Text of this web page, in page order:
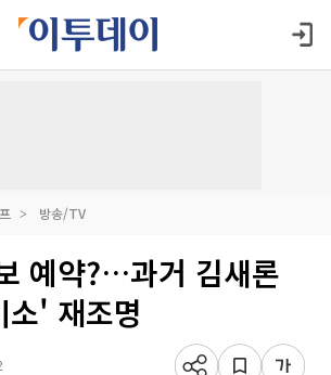
방송/TV
예약?…과거 김새론
' 재조명